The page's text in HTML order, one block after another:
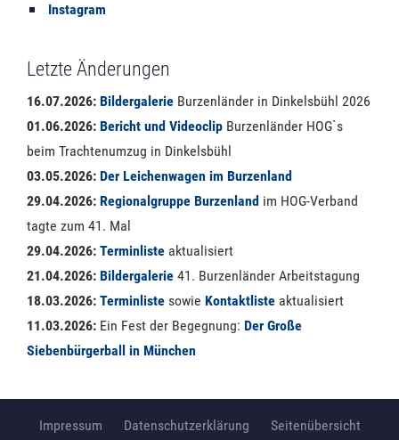
Instagram
Letzte Änderungen
16.07.2026: Bildergalerie Burzenländer in Dinkelsbühl 2026
01.06.2026: Bericht und Videoclip Burzenländer HOG`s
beim Trachtenumzug in Dinkelsbühl
03.05.2026: Der Leichenwagen im Burzenland
29.04.2026: Regionalgruppe Burzenland im HOG-Verband
tagte zum 41. Mal
29.04.2026: Terminliste aktualisiert
21.04.2026: Bildergalerie 41. Burzenländer Arbeitstagung
18.03.2026: Terminliste sowie Kontaktliste aktualisiert
11.03.2026: Ein Fest der Begegnung: Der Große
Siebenbürgerball in München
Impressum Datenschutzerklärung Seitenübersicht